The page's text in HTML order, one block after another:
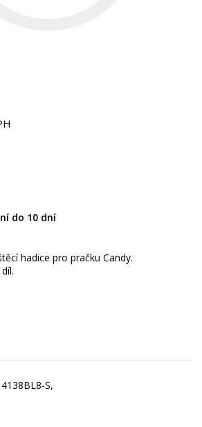
do 10 dní
hadice pro pračku Candy.
S,